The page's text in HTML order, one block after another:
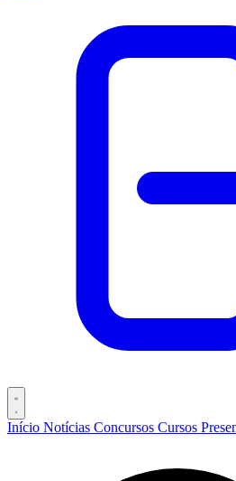
Início Notícias Concursos Cursos